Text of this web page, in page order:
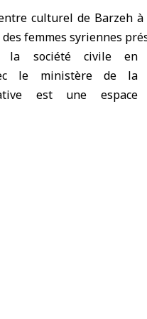
culturel de Barzehà
des femmes syriennes
la société civile en
le ministère de la
est une espace